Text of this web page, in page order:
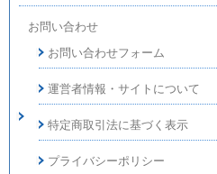
お問い合わせ
お問い合わせフォーム
運営者情報・サイトについて
特定商取引法に基づく表示
プライバシーポリシー